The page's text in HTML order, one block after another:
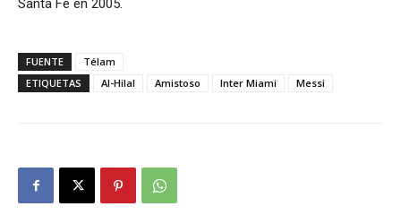
Santa Fe en 2005.
FUENTE
Télam
ETIQUETAS
Al-Hilal Amistoso Inter Miami Messi